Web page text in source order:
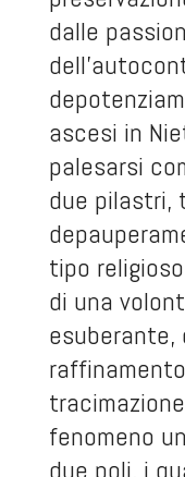
dalle
ascesi in
palesarsi
due pilastri,
tipo
di una
fenomeno
due poli, i